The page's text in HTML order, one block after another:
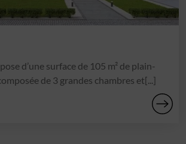
d’une surface de 105 m² de plain-
de 3 grandes chambres et[...]